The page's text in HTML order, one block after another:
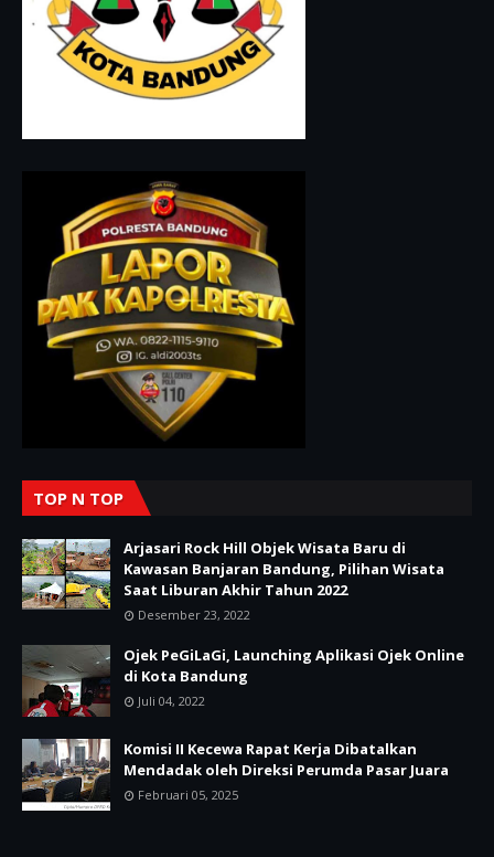
TOP N TOP
Arjasari Rock Hill Objek Wisata Baru di
Kawasan Banjaran Bandung, Pilihan Wisata
Saat Liburan Akhir Tahun 2022
Desember 23, 2022
Ojek PeGiLaGi, Launching Aplikasi Ojek Online
di Kota Bandung
Juli 04, 2022
Komisi II Kecewa Rapat Kerja Dibatalkan
Mendadak oleh Direksi Perumda Pasar Juara
Februari 05, 2025